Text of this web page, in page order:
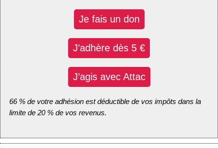
Je fais un don
J’adhère dès 5 €
J’agis avec Attac
66 % de votre adhésion est déductible de vos impôts dans la
limite de 20 % de vos revenus.